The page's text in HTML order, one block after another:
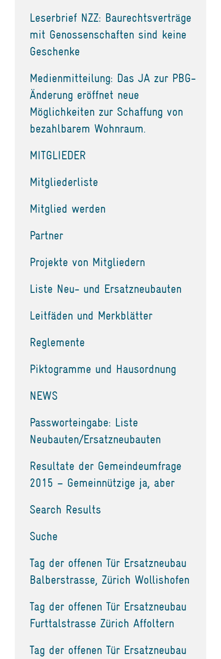
Leserbrief NZZ: Baurechtsverträge
mit Genossenschaften sind keine
Geschenke
Medienmitteilung: Das JA zur PBG-
Änderung eröffnet neue
Möglichkeiten zur Schaffung von
bezahlbarem Wohnraum.
MITGLIEDER
Mitgliederliste
Mitglied werden
Partner
Projekte von Mitgliedern
Liste Neu- und Ersatzneubauten
Leitfäden und Merkblätter
Reglemente
Piktogramme und Hausordnung
NEWS
Passworteingabe: Liste
Neubauten/Ersatzneubauten
Resultate der Gemeindeumfrage
2015 – Gemeinnützige ja, aber
Search Results
Suche
Tag der offenen Tür Ersatzneubau
Balberstrasse, Zürich Wollishofen
Tag der offenen Tür Ersatzneubau
Furttalstrasse Zürich Affoltern
Tag der offenen Tür Ersatzneubau